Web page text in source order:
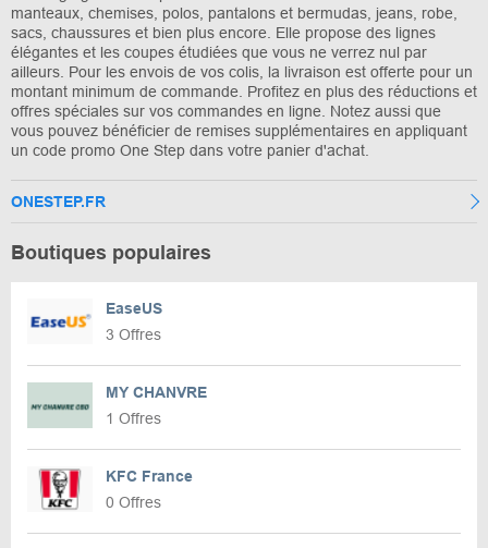
manteaux, chemises, polos, pantalons et bermudas, jeans, robe,
sacs, chaussures et bien plus encore. Elle propose des lignes
élégantes et les coupes étudiées que vous ne verrez nul par
ailleurs. Pour les envois de vos colis, la livraison est offerte pour un
montant minimum de commande. Profitez en plus des réductions et
offres spéciales sur vos commandes en ligne. Notez aussi que
vous pouvez bénéficier de remises supplémentaires en appliquant
un code promo One Step dans votre panier d'achat.
ONESTEP.FR
Boutiques populaires
EaseUS
3 Offres
MY CHANVRE
1 Offres
KFC France
0 Offres